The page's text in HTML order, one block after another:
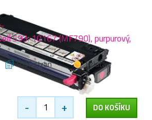
593-10167 (MF790), purpurový,
4000 stran
1 zlaťák
- + DO KOŠÍKU